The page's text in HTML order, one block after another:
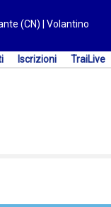
(CN) | Volantino
Iscrizioni TraiLive